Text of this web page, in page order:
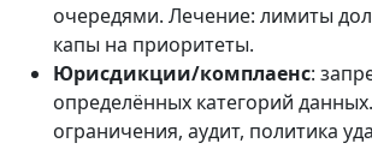
очередями. Лечение: лимиты
капы на приоритеты.
Юрисдикции/комплаенс:
определённых категорий
ограничения, аудит, политика